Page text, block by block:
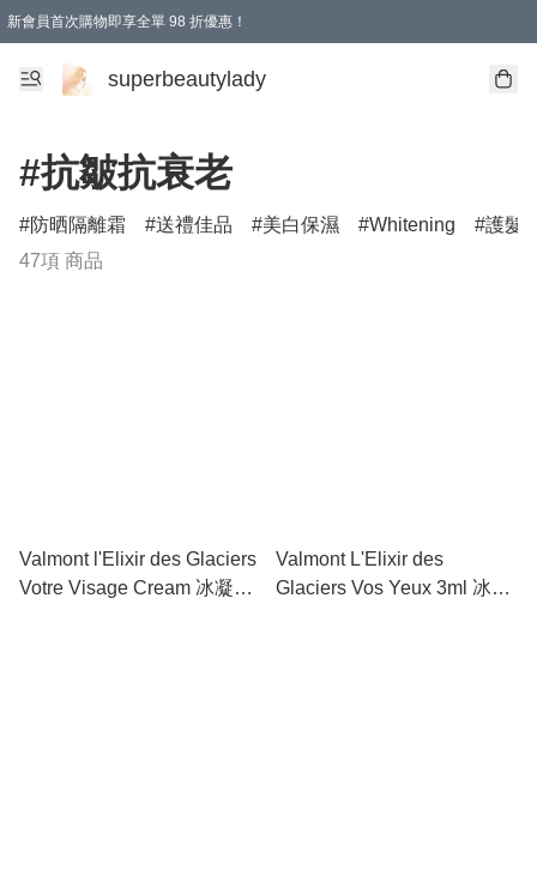
新會員首次購物即享全單 98 折優惠！
會員折扣優惠
superbeautylady
#抗皺抗衰老
防晒隔離霜 送禮佳品 美白保濕 Whitening
護髮
47項 商品
Valmont l'Elixir des Glaciers
Votre Visage Cream 冰凝金
Valmont L'Elixir des
Glaciers Vos Yeux 3ml 冰凝